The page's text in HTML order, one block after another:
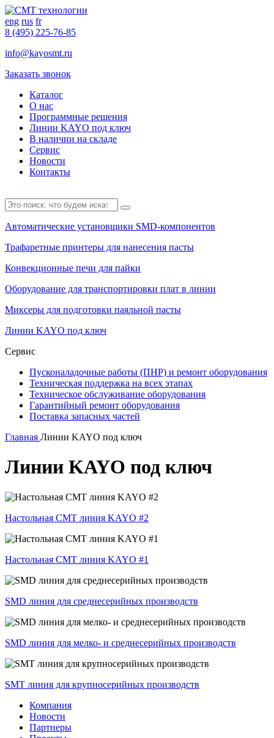
eng rus fr
8 (495) 225-76-85
info@kayosmt.ru
Заказать звонок
Каталог
О нас
Программные решения
Линии KAYO под ключ
В наличии на складе
Сервис
Новости
Контакты
Автоматические установщики SMD-компонентов
Трафаретные принтеры для нанесения пасты
Конвекционные печи для пайки
Оборудование для транспортировки плат в линии
Миксеры для подготовки паяльной пасты
Линии KAYO под ключ
Сервис
Пусконаладочные работы (ПНР) и ремонт оборудования
Техническая поддержка на всех этапах
Техническое обслуживание оборудования
Гарантийный ремонт оборудования
Поставка запасных частей
Главная Линии KAYO под ключ
Линии KAYO под ключ
Настольная СМТ линия KAYO #2
Настольная СМТ линия KAYO #1
SMD линия для среднесерийных производств
SMD линия для мелко- и среднесерийных производств
SMT линия для крупносерийных производств
Компания
Новости
Партнеры